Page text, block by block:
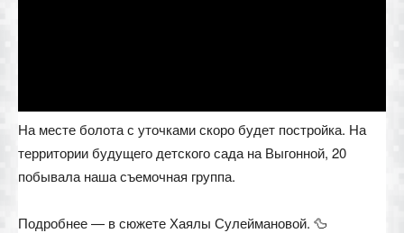
На месте болота с уточками скоро будет постройка. На
территории будущего детского сада на Выгонной, 20
побывала наша съемочная группа.
Подробнее — в сюжете Хаялы Сулеймановой. 🦆